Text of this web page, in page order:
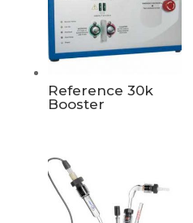
Reference 30k
Booster